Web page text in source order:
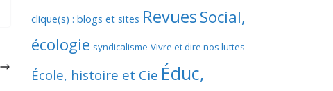
clique(s) : blogs et sites RevuesSocial,
écologie syndicalisme Vivre et dire nos luttes
École, histoire et Cie Éduc,